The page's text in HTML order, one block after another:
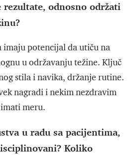
odnosno održati
imaju potencijal da utiču na
u održavanju težine. Ključ
stila i navika, držanje rutine.
nagradi i nekim nezdravim
meru.
u radu sa pacijentima,
Koliko